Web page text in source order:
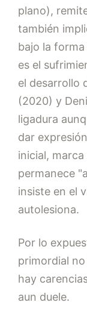
plano),
también
bajo la
es el
el desarrollo
(2020) y
ligadura
dar
inicial,
permanece
insiste en el
autolesiona.
Por lo
primordial
hay
aun duele.